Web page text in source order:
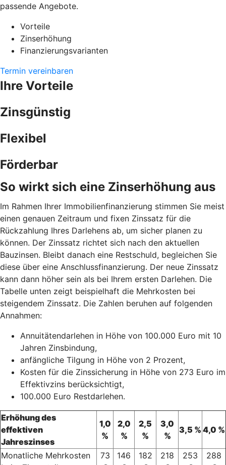
passende Angebote.
Vorteile
Zinserhöhung
Finanzierungsvarianten
Termin vereinbaren
Ihre Vorteile
Zinsgünstig
Flexibel
Förderbar
So wirkt sich eine Zinserhöhung aus
Im Rahmen Ihrer Immobilienfinanzierung stimmen Sie meist
einen genauen Zeitraum und fixen Zinssatz für die
Rückzahlung Ihres Darlehens ab, um sicher planen zu
können. Der Zinssatz richtet sich nach den aktuellen
Bauzinsen. Bleibt danach eine Restschuld, begleichen Sie
diese über eine Anschlussfinanzierung. Der neue Zinssatz
kann dann höher sein als bei Ihrem ersten Darlehen. Die
Tabelle unten zeigt beispielhaft die Mehrkosten bei
steigendem Zinssatz. Die Zahlen beruhen auf folgenden
Annahmen:
Annuitätendarlehen in Höhe von 100.000 Euro mit 10
Jahren Zinsbindung,
anfängliche Tilgung in Höhe von 2 Prozent,
Kosten für die Zinssicherung in Höhe von 273 Euro im
Effektivzins berücksichtigt,
100.000 Euro Restdarlehen.
Erhöhung des
effektiven
Jahreszinses
1,0
%
2,0
%
2,5
%
3,0
%
3,5 % 4,0 %
Monatliche Mehrkosten
73
146
182
218
253
288